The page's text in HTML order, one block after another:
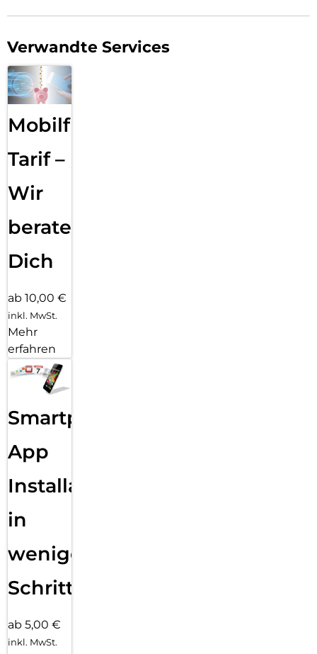
Verwandte Services
Mobilfunk
Tarif –
Wir
beraten
Dich
ab 10,00 €
inkl. MwSt.
Mehr
erfahren
Smartphone
App
Installation
in
wenigen
Schritten
ab 5,00 €
inkl. MwSt.